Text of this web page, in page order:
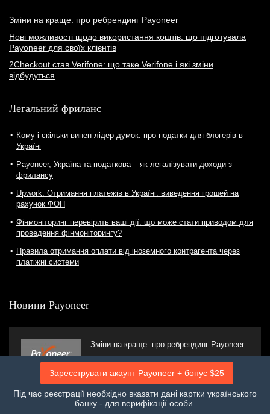
Зареєструвати акаунт Payoneer + бонус $25
Під час реєстрації необхідно вказати дані картки українського
банку - для верифікації особи.
Зміни на краще: про ребрендинг Payoneer
Нові можливості щодо використання коштів: що підготувала
Payoneer для своїх клієнтів
2Checkout став Verifone: що таке Verifone і які зміни
відбудуться
Легальний фриланс
Кому і скільки винен лідер думок: про податки для блогерів в
Україні
Payoneer, Україна та податкова – як легалізувати доходи з
фрилансу
Upwork. Отримання платежів в Україні: виведення грошей на
рахунок ФОП
Фінмоніторинг перевірить ваші дії: що може стати приводом для
проведення фінмоніторингу?
Правила отримання оплати від іноземного контрагента через
платіжні системи
Новини Payoneer
Зміни на краще: про ребрендинг Payoneer